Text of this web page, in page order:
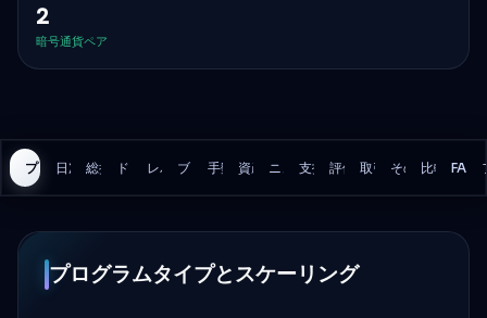
2
暗号通貨ペア
プログラム
日次損失総損失ドローダウンモデル
レバレッジブローカー
手数料資産 ニューストレーディング
支払い評価 取引ルールその他の詳細
比較 FAQ
プログラムタイプとスケーリング